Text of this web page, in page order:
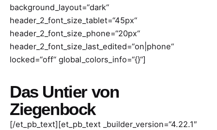
background_layout=“dark“
header_2_font_size_tablet=“45px“
header_2_font_size_phone=“20px“
header_2_font_size_last_edited=“on|phone“
locked=“off“ global_colors_info=“{}“]
Das Untier von
Ziegenbock
[/et_pb_text][et_pb_text _builder_version=“4.22.1″